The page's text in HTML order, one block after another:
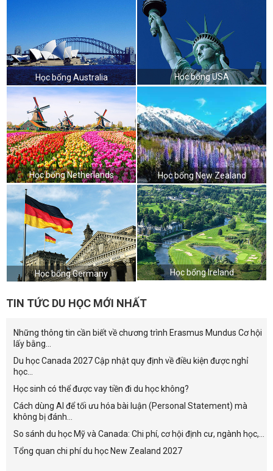
Học bổng Australia Học bổng USA
Học bổng Netherlands Học bổng New Zealand
Học bổng Germany Học bổng Ireland
TIN TỨC DU HỌC MỚI NHẤT
Những thông tin cần biết về chương trình Erasmus Mundus Cơ hội
lấy bằng...
Du học Canada 2027 Cập nhật quy định về điều kiện được nghỉ
học...
Học sinh có thể được vay tiền đi du học không?
Cách dùng AI để tối ưu hóa bài luận (Personal Statement) mà
không bị đánh...
So sánh du học Mỹ và Canada: Chi phí, cơ hội định cư, ngành học,...
Tổng quan chi phí du học New Zealand 2027